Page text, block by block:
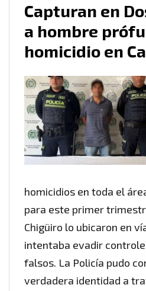
Capturan en
a hombre
homicidio en
homicidios en toda el
para este primer
Chigüiro lo ubicaron en
intentaba evadir
falsos. La Policía pudo
verdadera identidad a